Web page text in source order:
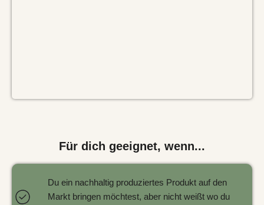
Für dich geeignet, wenn...
Du ein nachhaltig produziertes Produkt auf den
Markt bringen möchtest, aber nicht weißt wo du